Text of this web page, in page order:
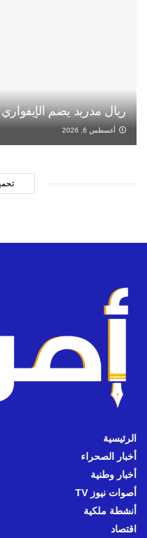
ريال مدريد يضم
أغسطس 6, 2026
الرئيسية
أخبار الصحراء
أخبار وطنية
أصوات نيوز TV
أنشطة ملكية
اقتصاد